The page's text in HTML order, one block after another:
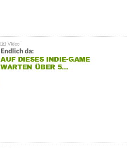
Endlich da:
AUF DIESES INDIE-GAME
WARTEN ÜBER 5…